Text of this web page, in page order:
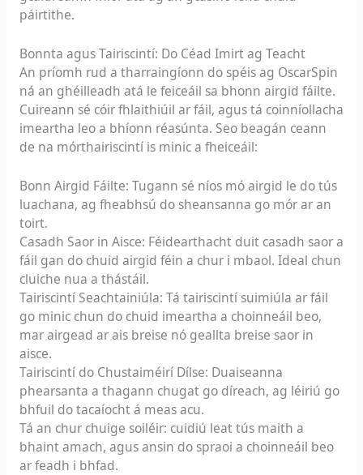
páirtithe.
Bonnta agus Tairiscintí: Do Céad Imirt ag Teacht
An príomh rud a tharraingíonn do spéis ag OscarSpin
ná an ghéilleadh atá le feiceáil sa bhonn airgid fáilte.
Cuireann sé cóir fhlaithiúil ar fáil, agus tá coinníollacha
imeartha leo a bhíonn réasúnta. Seo beagán ceann
de na mórthairiscintí is minic a fheiceáil:
Bonn Airgid Fáilte: Tugann sé níos mó airgid le do tús
luachana, ag fheabhsú do sheansanna go mór ar an
toirt.
Casadh Saor in Aisce: Féidearthacht duit casadh saor a
fáil gan do chuid airgid féin a chur i mbaol. Ideal chun
cluiche nua a thástáil.
Tairiscintí Seachtainiúla: Tá tairiscintí suimiúla ar fáil
go minic chun do chuid imeartha a choinneáil beo,
mar airgead ar ais breise nó geallta breise saor in
aisce.
Tairiscintí do Chustaiméirí Dílse: Duaiseanna
phearsanta a thagann chugat go díreach, ag léiriú go
bhfuil do tacaíocht á meas acu.
Tá an chur chuige soiléir: cuidiú leat tús maith a
bhaint amach, agus ansin do spraoi a choinneáil beo
ar feadh i bhfad.